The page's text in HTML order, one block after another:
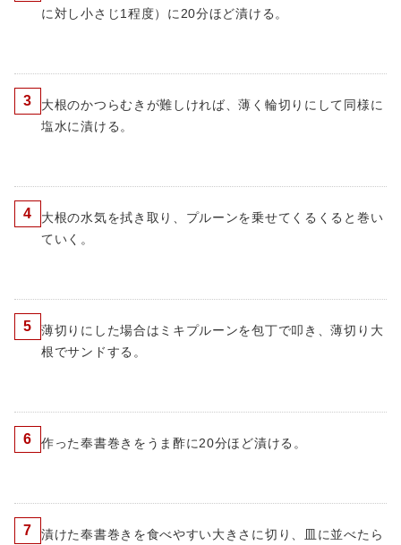
に対し小さじ1程度）に20分ほど漬ける。
3
大根のかつらむきが難しければ、薄く輪切りにして同様に
塩水に漬ける。
4
大根の水気を拭き取り、プルーンを乗せてくるくると巻い
ていく。
5
薄切りにした場合はミキプルーンを包丁で叩き、薄切り大
根でサンドする。
6 作った奉書巻きをうま酢に20分ほど漬ける。
7
漬けた奉書巻きを食べやすい大きさに切り、皿に並べたら